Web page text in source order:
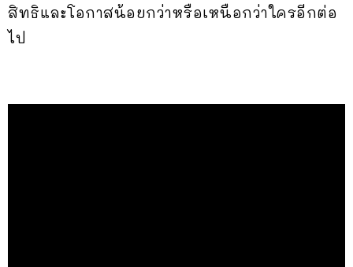
สิทธิและโอกาสน้อยกว่าหรือเหนือกว่าใครอีกต่อ
ไป